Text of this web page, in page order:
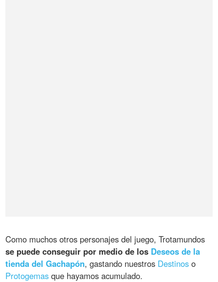
Como muchos otros personajes del juego, Trotamundos
se puede conseguir por medio de los Deseos de la
tienda del Gachapón, gastando nuestros Destinos o
Protogemas que hayamos acumulado.